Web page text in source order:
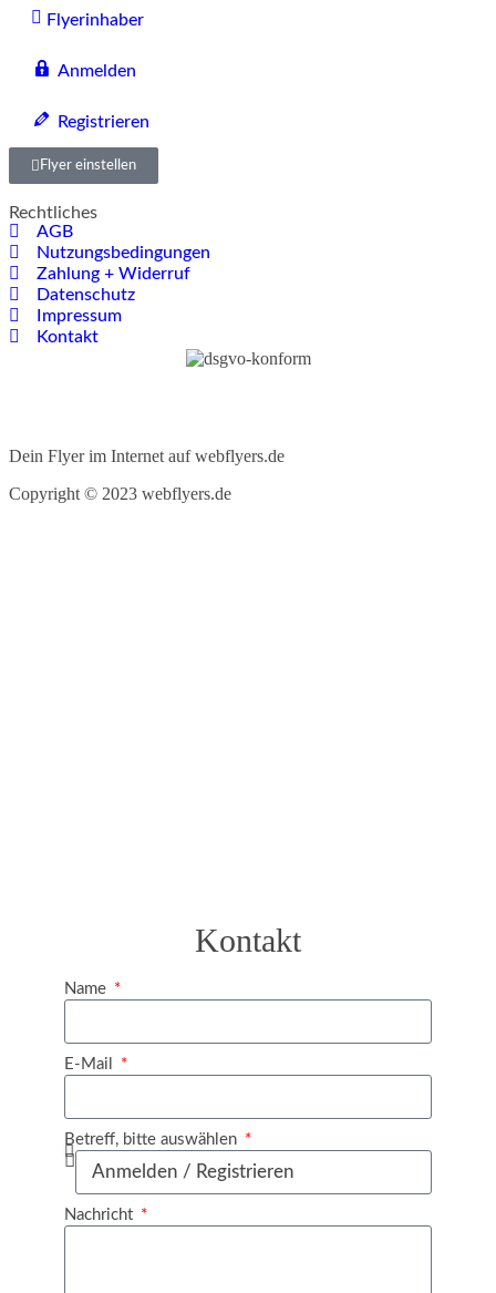
Flyerinhaber
Anmelden
Registrieren
Flyer einstellen
Rechtliches
AGB
Nutzungsbedingungen
Zahlung + Widerruf
Datenschutz
Impressum
Kontakt
Dein Flyer im Internet auf webflyers.de
Copyright © 2023 webflyers.de
Kontakt
Name
E-Mail
Betreff, bitte auswählen
Nachricht